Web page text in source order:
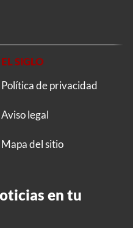
EL SIGLO
Política de privacidad
Aviso legal
Mapa del sitio
en tu